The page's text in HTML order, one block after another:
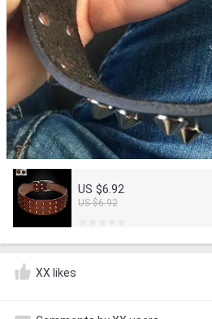
US $6.92
US $6.92
XX likes